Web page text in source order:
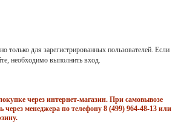
только для зарегистрированных пользователей. Если
необходимо выполнить вход.
через интернет-магазин. При самовывозе
через менеджера по телефону 8 (499) 964-48-13 или